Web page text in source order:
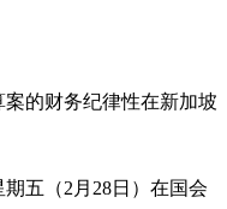
的财务纪律性在新加坡
五（2月28日）在国会